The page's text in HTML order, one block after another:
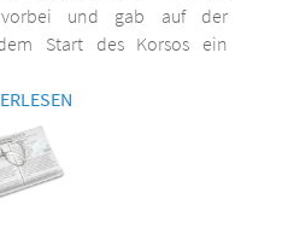
vorbei und gab auf der
Start des Korsos ein